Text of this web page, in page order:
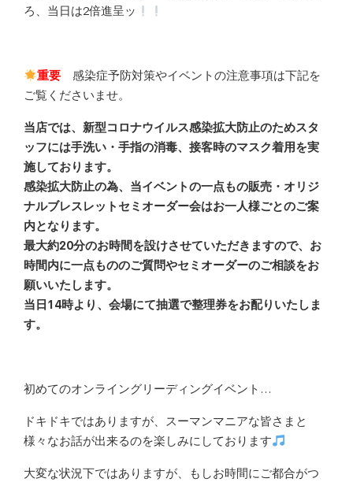
ろ、当日は2倍進呈ッ
重要 感染症予防対策やイベントの注意事項は下記を
ご覧くださいませ。
当店では、新型コロナウイルス感染拡大防止のためスタ
ッフには手洗い・手指の消毒、接客時のマスク着用を実
施しております。
感染拡大防止の為、当イベントの一点もの販売・オリジ
ナルブレスレットセミオーダー会はお一人様ごとのご案
内となります。
最大約20分のお時間を設けさせていただきますので、お
時間内に一点もののご質問やセミオーダーのご相談をお
願いいたします。
当日14時より、会場にて抽選で整理券をお配りいたしま
す。
初めてのオンライングリーディングイベント…
ドキドキではありますが、スーマンマニアな皆さまと
様々なお話が出来るのを楽しみにしております
大変な状況下ではありますが、もしお時間にご都合がつ